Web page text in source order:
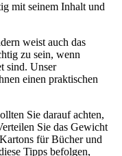
mit seinem Inhalt und
weist auch das
zu sein, wenn
sind. Unser
einen praktischen
Sie darauf achten,
Sie das Gewicht
für Bücher und
Tipps befolgen,